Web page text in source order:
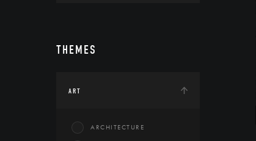
THEMES
ART
ARCHITECTURE